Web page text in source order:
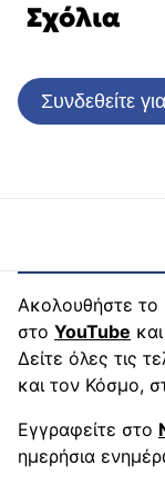
Σχόλια
Συνδεθείτε
Ακολουθήστε
στο YouTube
Δείτε όλες τις
και τον Κόσμο,
Εγγραφείτε στο
ημερήσια